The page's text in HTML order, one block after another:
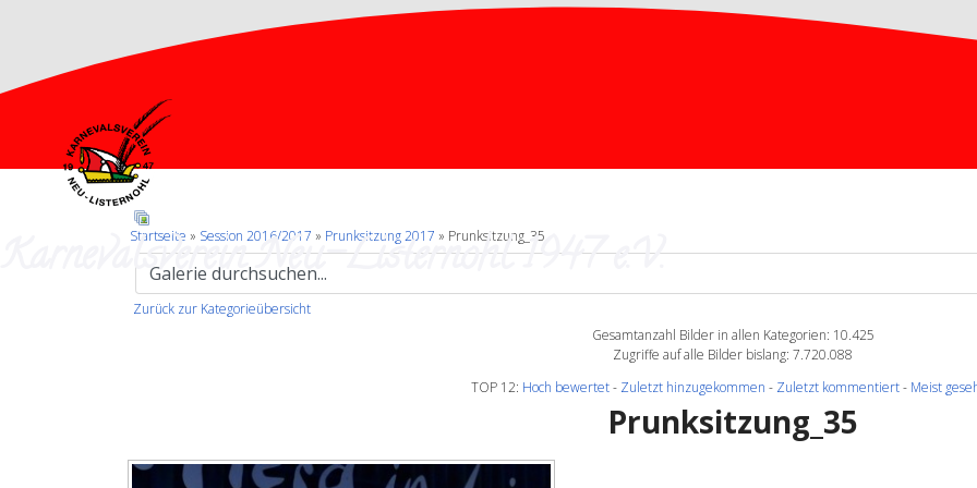
Karnevalsverein Neu-Listernohl 1947 e.V.
Startseite » Session 2016/2017 » Prunksitzung 2017 » Prunksitzung_35
Zurück zur Kategorieübersicht
Gesamtanzahl Bilder in allen Kategorien: 10.425
Zugriffe auf alle Bilder bislang: 7.720.088
TOP 12: Hoch bewertet- Zuletzt hinzugekommen - Zuletzt kommentiert- Meist
Prunksitzung_35